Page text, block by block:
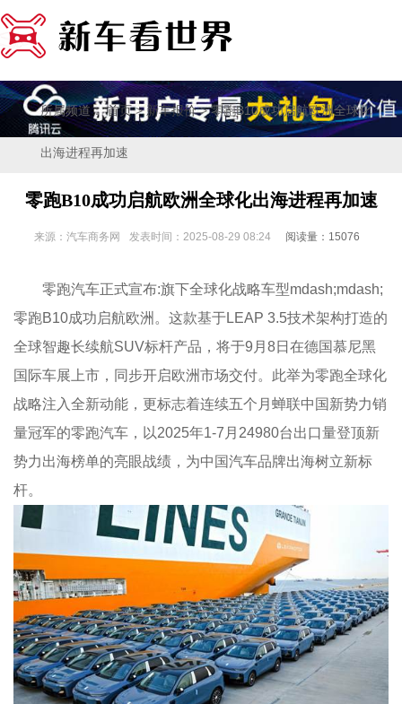
所属频道：首页>新车报价> 零跑B10成功启航欧洲全球化
出海进程再加速
零跑B10成功启航欧洲全球化出海进程再加速
来源：汽车商务网 发表时间：2025-08-29 08:24 阅读量：15076
零跑汽车正式宣布:旗下全球化战略车型mdash;mdash;
零跑B10成功启航欧洲。这款基于LEAP 3.5技术架构打造的
全球智趣长续航SUV标杆产品，将于9月8日在德国慕尼黑
国际车展上市，同步开启欧洲市场交付。此举为零跑全球化
战略注入全新动能，更标志着连续五个月蝉联中国新势力销
量冠军的零跑汽车，以2025年1-7月24980台出口量登顶新
势力出海榜单的亮眼战绩，为中国汽车品牌出海树立新标
杆。